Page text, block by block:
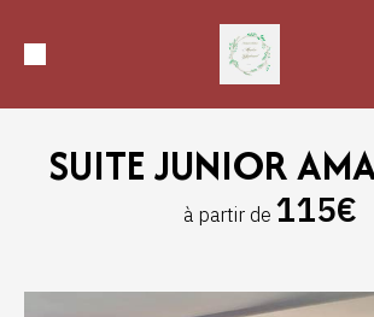
SUITE JUNIOR
à partir de 115€